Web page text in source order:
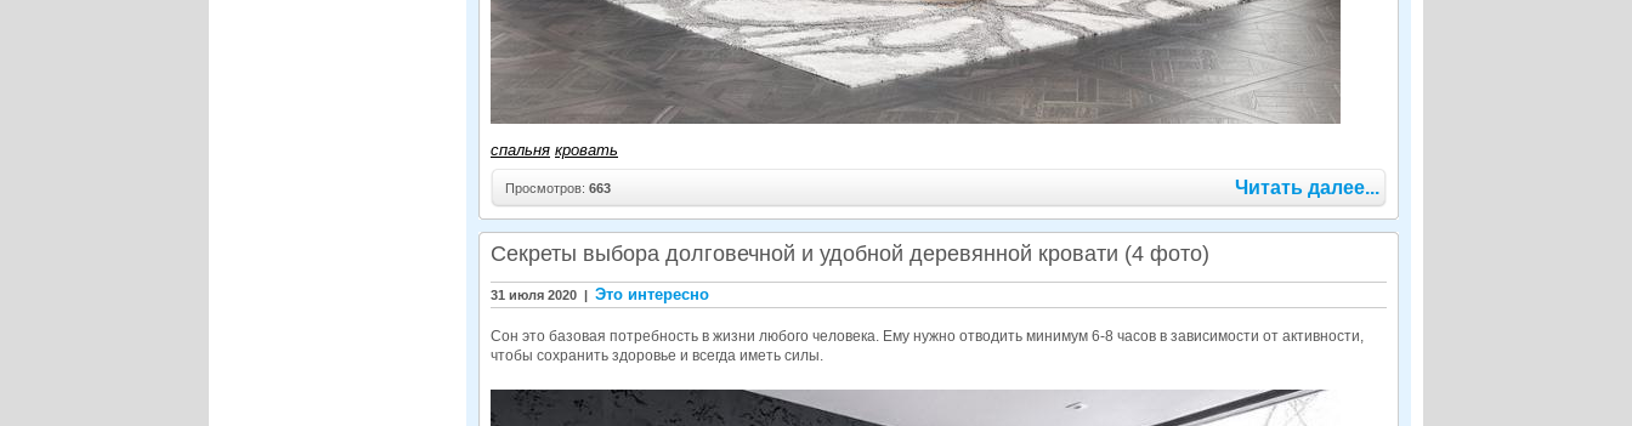
спальня кровать
Просмотров: 663 Читать далее...
Секреты выбора долговечной и удобной деревянной кровати (4 фото)
31 июля 2020 | Это интересно
Сон это базовая потребность в жизни любого человека. Ему нужно отводить минимум 6-8 часов в зависимости от активности,
чтобы сохранить здоровье и всегда иметь силы.